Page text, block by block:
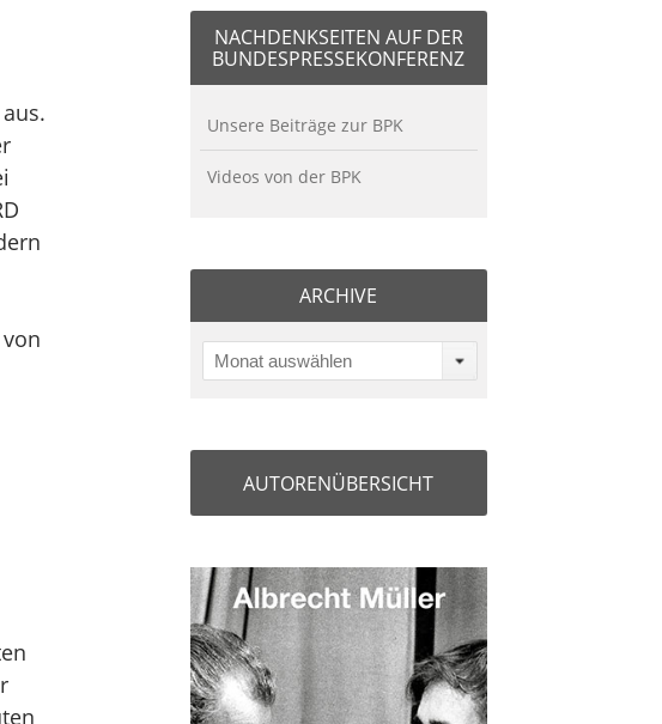
NACHDENKSEITEN AUF DER
BUNDESPRESSEKONFERENZ
Unsere Beiträge zur BPK
Videos von der BPK
ARCHIVE
Monat auswählen
AUTORENÜBERSICHT